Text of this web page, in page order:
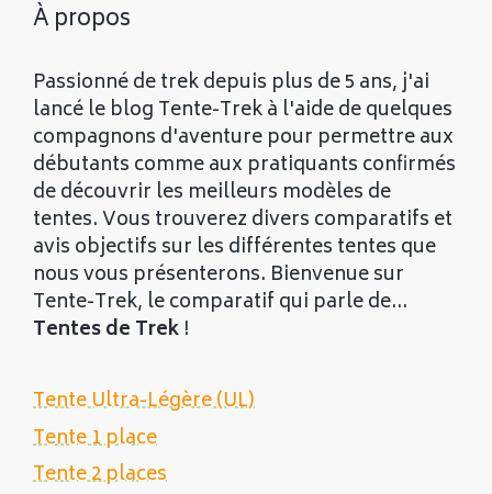
À propos
Passionné de trek depuis plus de 5 ans, j'ai
lancé le blog Tente-Trek à l'aide de quelques
compagnons d'aventure pour permettre aux
débutants comme aux pratiquants confirmés
de découvrir les meilleurs modèles de
tentes. Vous trouverez divers comparatifs et
avis objectifs sur les différentes tentes que
nous vous présenterons. Bienvenue sur
Tente-Trek, le comparatif qui parle de...
Tentes de Trek !
Tente Ultra-Légère (UL)
Tente 1 place
Tente 2 places